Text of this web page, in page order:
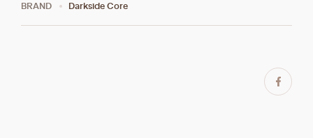
BRAND Darkside Core